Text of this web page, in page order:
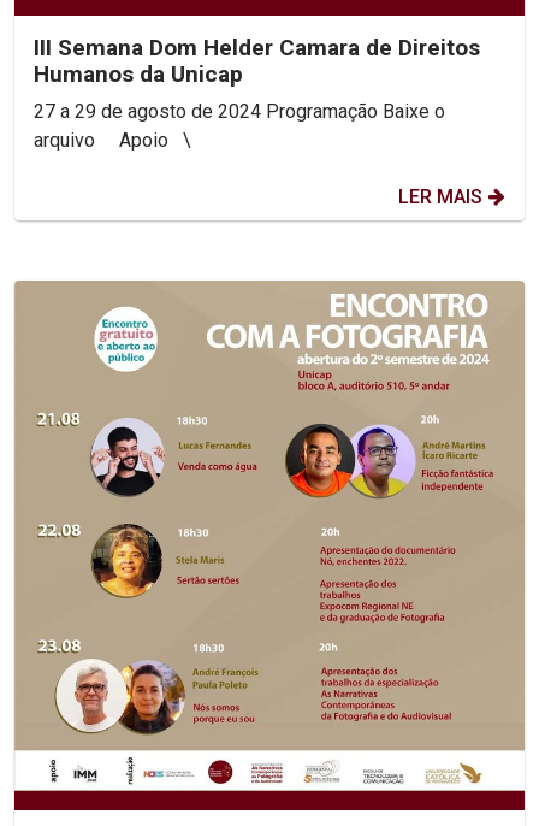
III Semana Dom Helder Camara de Direitos
Humanos da Unicap
27 a 29 de agosto de 2024 Programação Baixe o
LER MAIS